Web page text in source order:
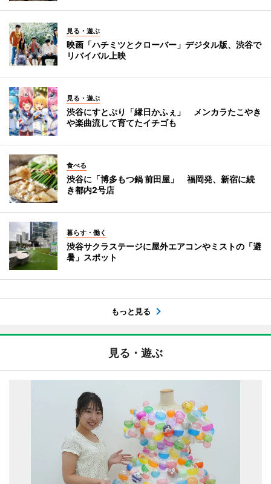
見る・遊ぶ
映画「ハチミツとクローバー」デジタル版、渋谷で
リバイバル上映
見る・遊ぶ
渋谷にすとぷり「縁日かふぇ」 メンカラたこやき
や楽曲流して育てたイチゴも
食べる
渋谷に「博多もつ鍋 前田屋」 福岡発、新宿に続
き都内2号店
暮らす・働く
渋谷サクラステージに屋外エアコンやミストの「避
暑」スポット
もっと見る
見る・遊ぶ